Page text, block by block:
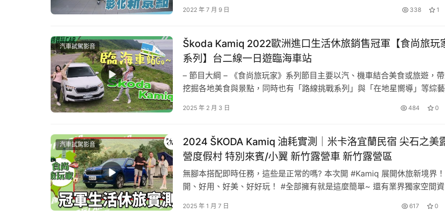
新車試駕影音
本次要帶大家到彰化愛車人的新景點「萬奇國際興奇汽車」， 參觀全新第
2022 年 7 月 9 日 338 1
汽車試駕影音
Škoda Kamiq 2022歐洲進口生活休旅銷售冠軍【食尚旅玩
系列】台二線一日遊臨海車站
– 節目大綱 – 《食尚旅玩家》系列節目主要以汽、機車結合美食或旅遊，
挖掘各地美食與景點，同時也有「路線挑戰系列」與「在地星嚮導」等綜藝
觀看率，同時創造多元的頻道風格。 – 主 持 群 – 綜藝車評 小民 經歷：★
2025 年 2 月 3 日 484 0
汽車試駕影音
2024 ŠKODA Kamiq 油耗實測│米卡洛宜蘭民宿 尖石之美
營度假村 特別來賓/小翼 新竹露營車 新竹露營區
無腳本搭配即時任務，這些是正常的嗎? 本次開 #Kamiq 展開休旅新境界
開、好用、好美、好好玩！ #全部擁有就是這麼簡單~ 還有業界獨家空間資
結束✅獎品已寄出】 活動時間：即日起至2024/08/10 23:59截止 活動贈
2025 年 1 月 7 日 617 0